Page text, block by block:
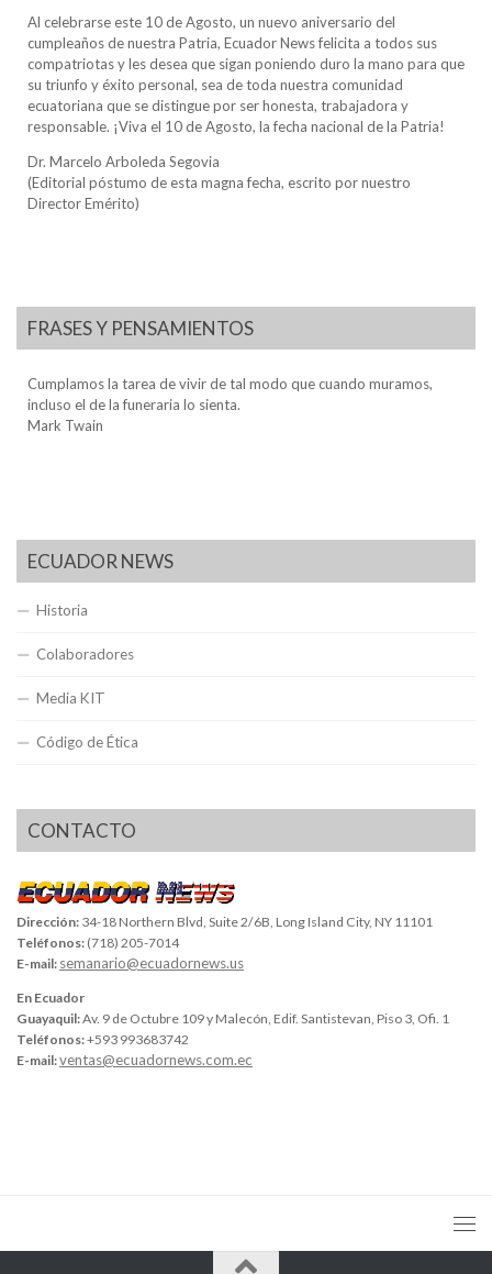
Al celebrarse este 10 de Agosto, un nuevo aniversario del
cumpleaños de nuestra Patria, Ecuador News felicita a todos sus
compatriotas y les desea que sigan poniendo duro la mano para que
su triunfo y éxito personal, sea de toda nuestra comunidad
ecuatoriana que se distingue por ser honesta, trabajadora y
responsable. ¡Viva el 10 de Agosto, la fecha nacional de la Patria!
Dr. Marcelo Arboleda Segovia
(Editorial póstumo de esta magna fecha, escrito por nuestro
Director Emérito)
FRASES Y PENSAMIENTOS
Cumplamos la tarea de vivir de tal modo que cuando muramos,
incluso el de la funeraria lo sienta.
Mark Twain
ECUADOR NEWS
Historia
Colaboradores
Media KIT
Código de Ética
CONTACTO
Dirección: 34-18 Northern Blvd, Suite 2/6B, Long Island City, NY 11101
Teléfonos: (718) 205-7014
E-mail: semanario@ecuadornews.us
En Ecuador
Guayaquil:Av. 9 de Octubre 109 y Malecón, Edif. Santistevan, Piso 3, Ofi. 1
Teléfonos:+593 993683742
E-mail:ventas@ecuadornews.com.ec